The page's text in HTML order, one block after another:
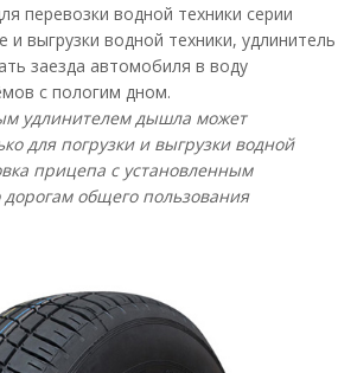
перевозки водной техники серии
и выгрузки водной техники, удлинитель
заезда автомобиля в воду
с пологим дном.
удлинителем дышла может
для погрузки и выгрузки водной
прицепа с установленным
общего пользования